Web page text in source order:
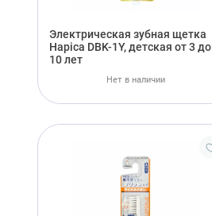
Электрическая зубная щетка
Hapica DBK-1Y, детская от 3 до
10 лет
Нет в наличии